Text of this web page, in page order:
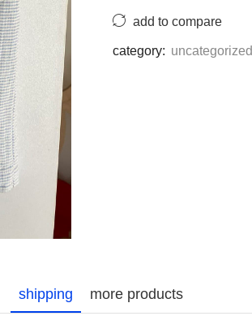
add to compare
category: uncategorized
shipping more products